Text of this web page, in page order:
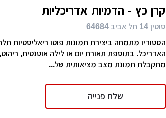
קרן כץ - הדמיות אדריכליות
סוטין 14 תל אביב 64684
הסטודיו מתמחה ביצירת תמונות פוטו ריאליסטיות
האדריכל. בתוספת תאורת יום או לילה אוטנטית,
מתקבלת תמונת מצב מציאותית של...
שלח פנייה